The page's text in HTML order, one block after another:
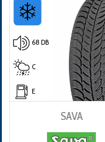
68 DB
C
E
SAVA